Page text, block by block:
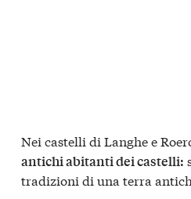
Nei castelli di Langhe e
antichi abitanti dei castelli:
tradizioni di una terra